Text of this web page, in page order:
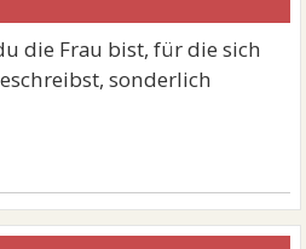
die Frau bist, für die sich
sonderlich